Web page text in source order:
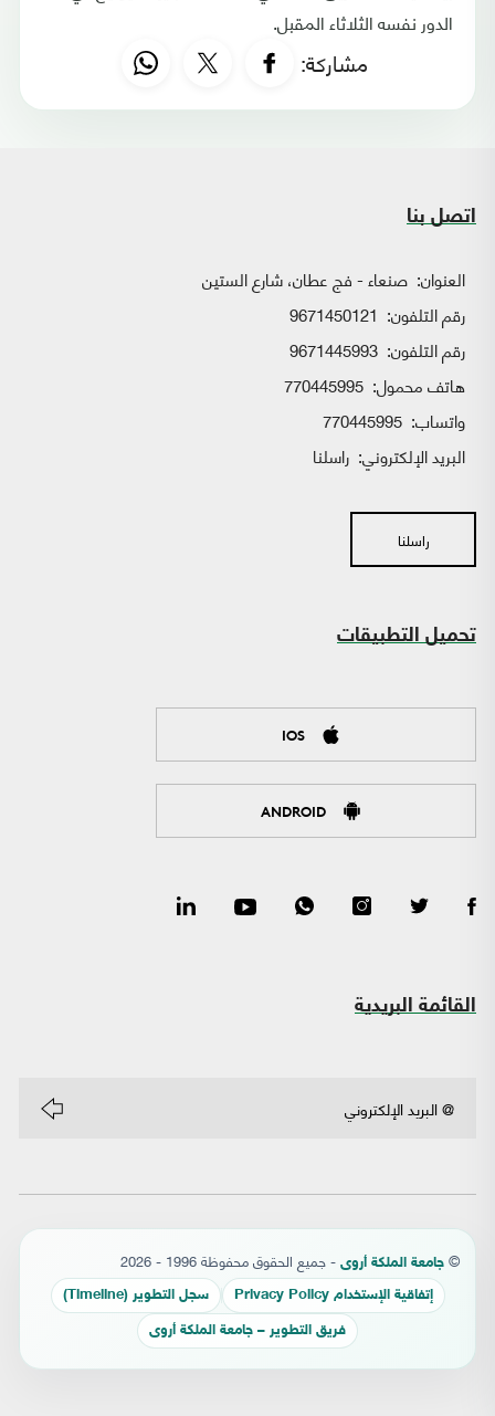
الدور نفسه الثلاثاء المقبل.
مشاركة:
اتصل بنا
العنوان: صنعاء - فج عطان، شارع الستين
رقم التلفون: 9671450121
رقم التلفون: 9671445993
هاتف محمول: 770445995
واتساب:
البريد الإلكتروني: راسلنا
راسلنا
تحميل التطبيقات
IOS
ANDROID
القائمة البريدية
© جامعة الملكة أروى - جميع الحقوق محفوظة 1996 - 2026
إتفاقية الإستخدام Privacy Policy سجل التطوير (Timeline)
فريق التطوير – جامعة الملكة أروى